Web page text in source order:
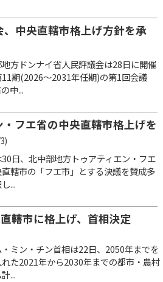
、中央直轄市格上げ方針を承
方ドンナイ省人民評議会は28日に開催
11期(2026～2031年任期)の第1回会議
中...
フエ省の中央直轄市格上げを
日、北中部地方トゥアティエン・フエ
轄市の「フエ市」とする決議を賛成多
...
轄市に格上げ、首相決定
ミン・チン首相は22日、2050年までを
た2021年から2030年までの都市・農村
...